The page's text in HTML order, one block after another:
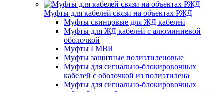
Муфты для кабелей связи на объектах РЖД
Муфты свинцовые для ЖД кабелей
Муфты для ЖД кабелей с алюминиевой
оболочкой
Муфты ГМВИ
Муфты защитные полиэтиленовые
Муфты для сигнально-блокировочных
кабелей с оболочкой из полиэтилена
Муфты для сигнально-блокировочных